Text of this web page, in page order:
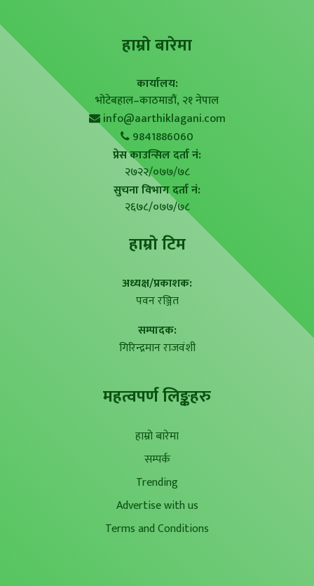
हाम्राे बारेमा
कार्यालय:
भोटेबहाल–काठमाडौं, २१ नेपाल
info@aarthiklagani.com
9841886060
प्रेस काउन्सिल दर्ता नं:
२७२२/०७७/७८
सुचना विभाग दर्ता नं:
२६७८/०७७/७८
हाम्राे टिम
अध्यक्ष/प्रकाशक:
पवन रञ्जित
सम्पादक:
गिरिन्द्रमान राजवंशी
महत्वपर्ण लिङ्कहरु
हाम्रो बारेमा
सम्पर्क
Trending
Advertise with us
Terms and Conditions